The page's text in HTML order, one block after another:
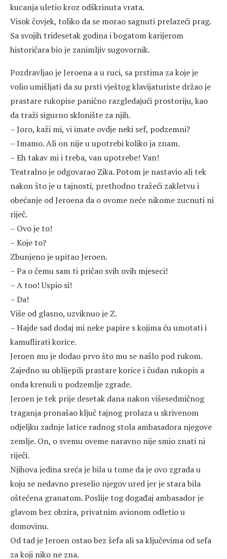
kucanja uletio kroz odškrinuta vrata.
Visok čovjek, toliko da se morao sagnuti prelazeći prag.
Sa svojih tridesetak godina i bogatom karijerom
historičara bio je zanimljiv sugovornik.
Pozdravljao je Jeroena a u ruci, sa prstima za koje je
volio umišljati da su prsti vještog klavijaturiste držao je
prastare rukopise panično razgledajući prostoriju, kao
da traži sigurno sklonište za njih.
– Joro, kaži mi, vi imate ovdje neki sef, podzemni?
– Imamo. Ali on nije u upotrebi koliko ja znam.
– Eh takav mi i treba, van upotrebe! Van!
Teatralno je odgovarao Zika. Potom je nastavio ali tek
nakon što je u tajnosti, prethodno tražeći zakletvu i
obećanje od Jeroena da o ovome neće nikome zucnuti ni
riječ.
– Ovo je to!
– Koje to?
Zbunjeno je upitao Jeroen.
– Pa o čemu sam ti pričao svih ovih mjeseci!
– A too! Uspio si!
– Da!
Više od glasno, uzviknuo je Z.
– Hajde sad dodaj mi neke papire s kojima ću umotati i
kamuflirati korice.
Jeroen mu je dodao prvo što mu se našlo pod rukom.
Zajedno su oblijepili prastare korice i čudan rukopis a
onda krenuli u podzemlje zgrade.
Jeroen je tek prije desetak dana nakon višesedmičnog
traganja pronašao ključ tajnog prolaza u skrivenom
odjeljku zadnje latice radnog stola ambasadora njegove
zemlje. On, o svemu oveme naravno nije smio znati ni
riječi.
Njihova jedina sreća je bila u tome da je ovo zgrada u
koju se nedavno preselio njegov ured jer je stara bila
oštećena granatom. Poslije tog događaj ambasador je
glavom bez obzira, privatnim avionom odletio u
domovinu.
Od tad je Jeroen ostao bez šefa ali sa ključevima od sefa
za koji niko ne zna.